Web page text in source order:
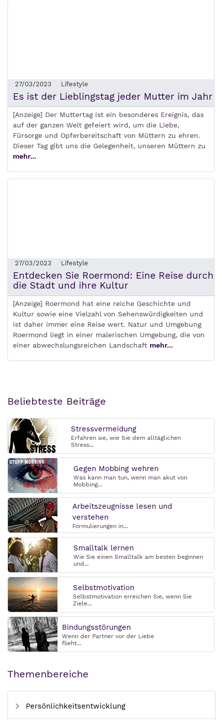
27/03/2023 Lifestyle
Es ist der Lieblingstag jeder Mutter im Jahr
[Anzeige] Der Muttertag ist ein besonderes Ereignis, das
auf der ganzen Welt gefeiert wird, um die Liebe,
Fürsorge und Opferbereitschaft von Müttern zu ehren.
Dieser Tag gibt uns die Gelegenheit, unseren Müttern zu
mehr...
27/03/2023 Lifestyle
Entdecken Sie Roermond: Eine Reise durch
die Stadt und ihre Kultur
[Anzeige] Roermond hat eine reiche Geschichte und
Kultur sowie eine Vielzahl von Sehenswürdigkeiten und
ist daher immer eine Reise wert. Natur und Umgebung
Roermond liegt in einer malerischen Umgebung, die von
einer abwechslungsreichen Landschaft mehr...
Beliebteste Beiträge
Stressvermeidung
Erfahren sie, wie Sie dem alltäglichen
Stress...
Gegen Mobbing wehren
Was kann man tun, wenn man akut von
Mobbing...
Arbeitszeugnisse lesen und
verstehen
Formulierungen in...
Smalltalk lernen
Wie Sie einen Smalltalk am besten beginnen
und...
Selbstmotivation
Selbstmotivation erreichen Sie, wenn Sie
Ziele...
Bindungsstörungen
Wenn der Partner vor der Liebe
flieht...
Themenbereiche
Persönlichkeitsentwicklung